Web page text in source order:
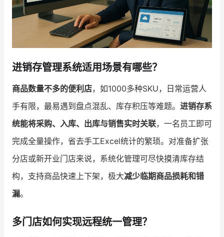
合作共进
认证代理商
认证服务商 设计服务商
有赞云 数据通服务
进销存管理系统适用场景有哪些？
商品数量不多的便利店，如1000多种SKU，日常运营人
手有限，最易遇到盘点混乱、库存积压等难题。 进销存系
统能将采购、入库、出库与销售实时关联，一名员工即可
完成全量操作，省去手工Excel统计的繁琐。对准备扩张
分店或新开业门店来说，系统化管理可尽快摸清库存结
构，支持商品快速上下架，极大减少临期商品损耗和错
漏。
多门店如何实现远程统一管理？